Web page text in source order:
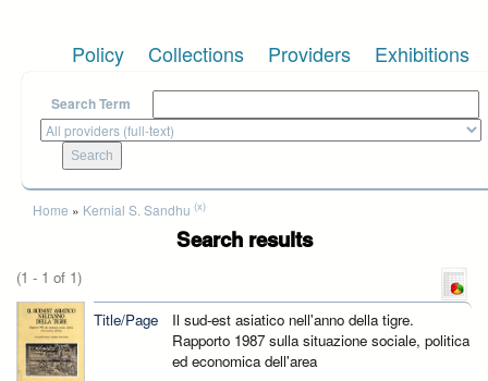
Policy Collections Providers Exhibitions
Search Term
You are here
Home » Kernial S. Sandhu (x)
Search results
(1 - 1 of 1)
Title/Page
Il sud-est asiatico nell'anno della tigre.
Rapporto 1987 sulla situazione sociale, politica
ed economica dell'area